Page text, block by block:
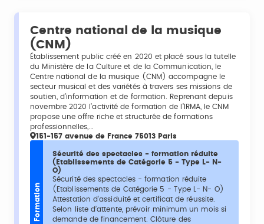
Centre national de la musique
(CNM)
Établissement public créé en 2020 et placé sous la tutelle
du Ministère de la Culture et de la Communication, le
Centre national de la musique (CNM) accompagne le
secteur musical et des variétés à travers ses missions de
soutien, d’information et de formation. Reprenant depuis
novembre 2020 l’activité de formation de l’IRMA, le CNM
propose une offre riche et structurée de formations
professionnelles,…
151-157 avenue de France 75013 Paris
Formation
Sécurité des spectacles - formation réduite
(Etablissements de Catégorie 5 - Type L- N-
O)
Sécurité des spectacles - formation réduite
(Etablissements de Catégorie 5 - Type L- N- O)
Attestation d’assiduité et certificat de réussite.
Selon liste d’attente, prévoir minimum un mois si
demande de financement. Clôture des